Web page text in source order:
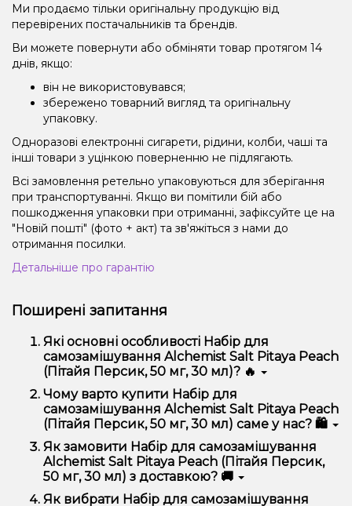
Ми продаємо тільки оригінальну продукцію від
перевірених постачальників та брендів.
Ви можете повернути або обміняти товар протягом 14
днів, якщо:
він не використовувався;
збережено товарний вигляд та оригінальну
упаковку.
Одноразові електронні сигарети, рідини, колби, чаші та
інші товари з уцінкою поверненню не підлягають.
Всі замовлення ретельно упаковуються для зберігання
при транспортуванні. Якщо ви помітили бій або
пошкодження упаковки при отриманні, зафіксуйте це на
"Новій пошті" (фото + акт) та зв'яжіться з нами до
отримання посилки.
Детальніше про гарантію
Поширені запитання
Які основні особливості Набір для
самозамішування Alchemist Salt Pitaya Peach
(Пітайя Персик, 50 мг, 30 мл)? 🔥
Набір для самозамішування Alchemist Salt Pitaya
Peach (Пітайя Персик, 50 мг, 30 мл) відрізняється
високою якістю, зручністю використання та
надійністю.
Чому варто купити Набір для
самозамішування Alchemist Salt Pitaya Peach
(Пітайя Персик, 50 мг, 30 мл) саме у нас? 🛍️
Ми пропонуємо тільки оригінальну продукцію,
широкий асортимент, вигідні ціни та швидку
доставку. Крім того, у нас регулярні акції та знижки
для клієнтів!
Як замовити Набір для самозамішування
Alchemist Salt Pitaya Peach (Пітайя Персик,
50 мг, 30 мл) з доставкою? 🚚
Оформити замовлення можна в кілька кліків:
Як вибрати Набір для самозамішування